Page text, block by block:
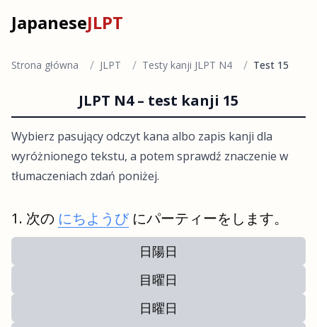
JapaneseJLPT
Strona główna / JLPT / Testy kanji JLPT N4 / Test 15
JLPT N4 – test kanji 15
Wybierz pasujący odczyt kana albo zapis kanji dla
wyróżnionego tekstu, a potem sprawdź znaczenie w
tłumaczeniach zdań poniżej.
次の にちようび にパーティーをします。
日陽日
目曜日
日曜日